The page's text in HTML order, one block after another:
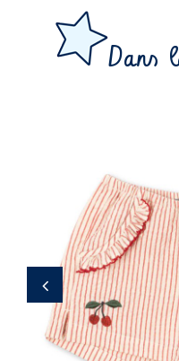
Dans
29,97 €